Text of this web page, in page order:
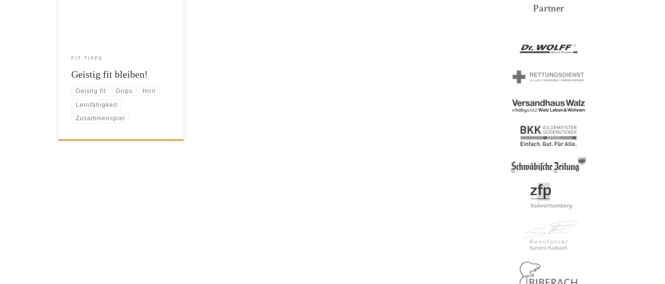
[…]
FIT-TIPPS
Geistig fit bleiben!
Geistig fit Grips Hirn
Lernfähigkeit
Zusammenspiel
Partner